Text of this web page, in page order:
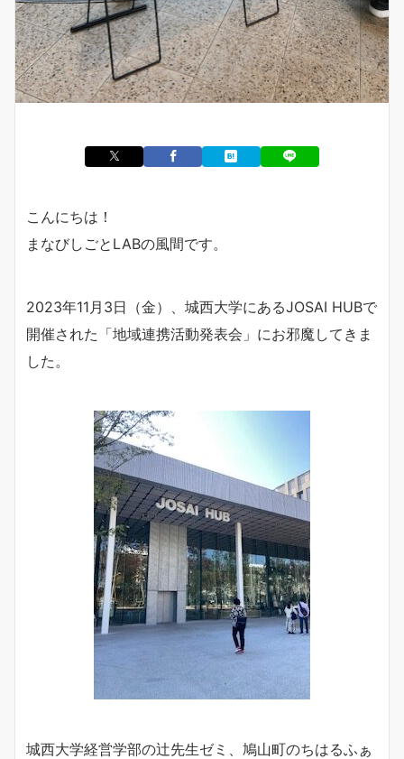
こんにちは！
まなびしごとLABの風間です。
2023年11月3日（金）、城西大学にあるJOSAI HUBで
開催された「地域連携活動発表会」にお邪魔してきま
した。
城西大学経営学部の辻先生ゼミ、鳩山町のちはるふぁ